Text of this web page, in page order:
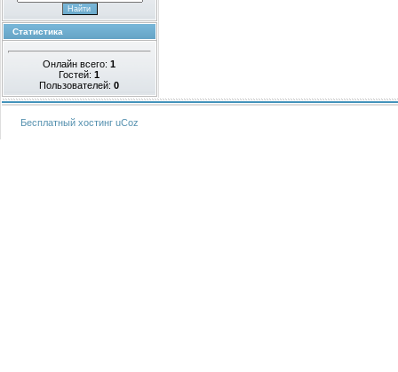
Статистика
Онлайн всего:1
Гостей:1
Пользователей:0
Бесплатный хостинг uCoz